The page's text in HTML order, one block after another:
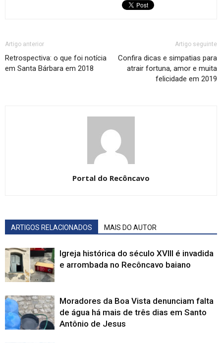
Artigo anterior
Retrospectiva: o que foi notícia
em Santa Bárbara em 2018
Artigo seguinte
Confira dicas e simpatias para
atrair fortuna, amor e muita
felicidade em 2019
Portal do Recôncavo
ARTIGOS RELACIONADOS MAIS DO AUTOR
Igreja histórica do século XVIII é invadida
e arrombada no Recôncavo baiano
Moradores da Boa Vista denunciam falta
de água há mais de três dias em Santo
Antônio de Jesus